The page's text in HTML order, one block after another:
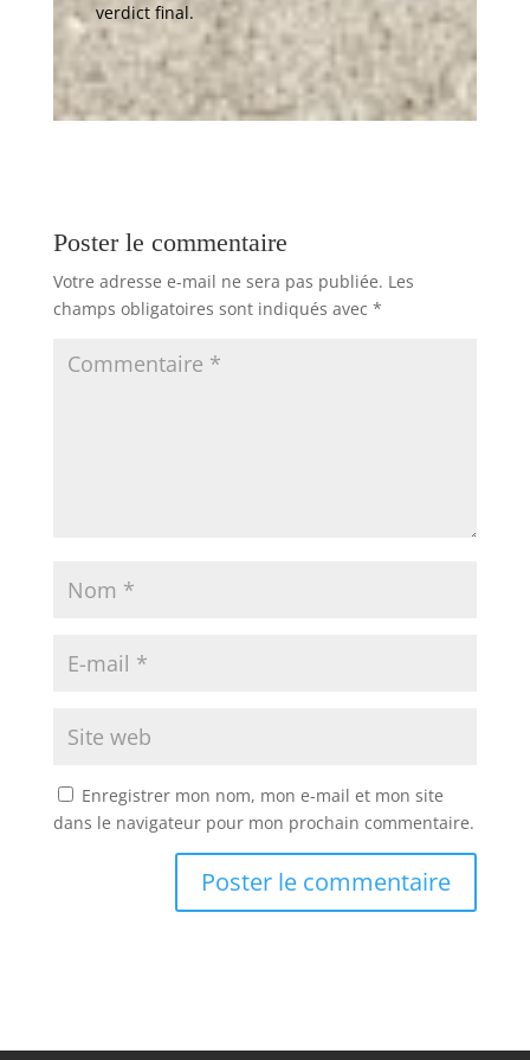
verdict final.
Poster le commentaire
Votre adresse e-mail ne sera pas publiée. Les
champs obligatoires sont indiqués avec *
Enregistrer mon nom, mon e-mail et mon site
dans le navigateur pour mon prochain commentaire.